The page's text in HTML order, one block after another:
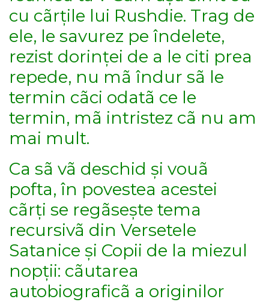
cu cãrțile lui Rushdie. Trag de
ele, le savurez pe îndelete,
rezist dorinței de a le citi prea
repede, nu mã îndur sã le
termin cãci odatã ce le
termin, mã intristez cã nu am
mai mult.
Ca sã vã deschid și vouã
pofta, în povestea acestei
cãrți se regãsește tema
recursivã din Versetele
Satanice și Copii de la miezul
nopții: cãutarea
autobiograficã a originilor